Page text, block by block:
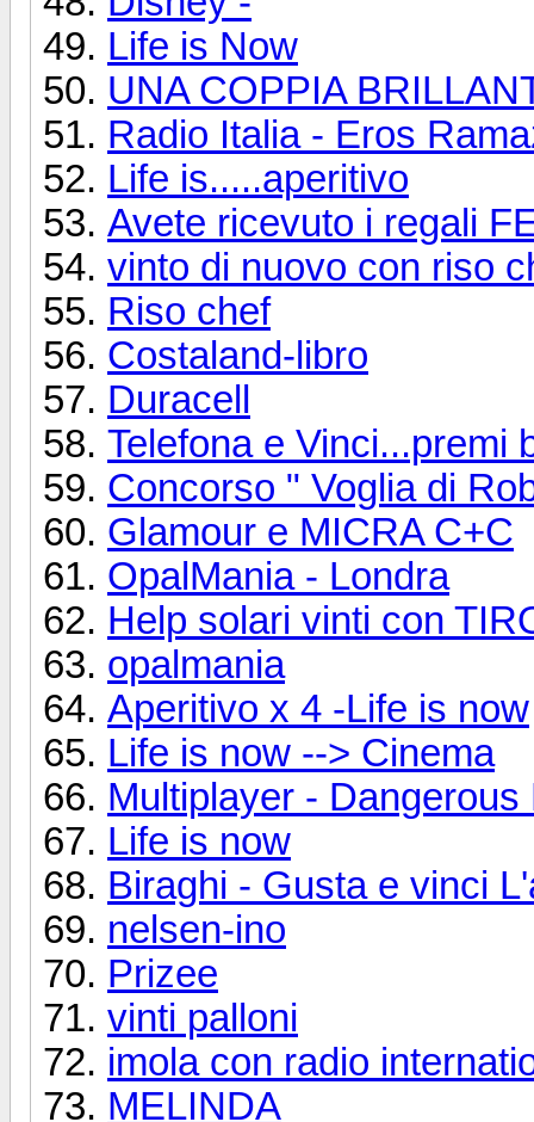
Life is Now
UNA COPPIA
Radio Italia - Eros
Life is.....aperitivo
Avete ricevuto i regali
vinto di nuovo con riso
Riso chef
Costaland-libro
Duracell
Telefona e Vinci...premi
Concorso " Voglia di
Glamour e MICRA C+C
OpalMania - Londra
Help solari vinti con
opalmania
Aperitivo x 4 -Life is now
Life is now --> Cinema
Multiplayer -
Life is now
Biraghi - Gusta e vinci
nelsen-ino
Prizee
vinti palloni
imola con radio
MELINDA